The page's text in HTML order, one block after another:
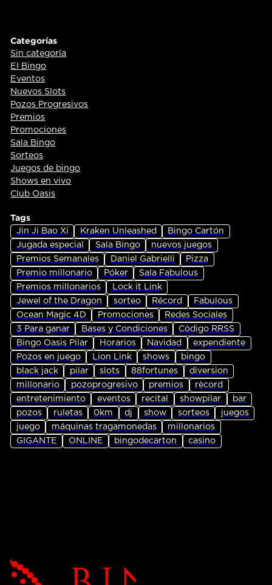
Categorías
Sin categoría
El Bingo
Eventos
Nuevos Slots
Pozos Progresivos
Premios
Promociones
Sala Bingo
Sorteos
Juegos de bingo
Shows en vivo
Club Oasis
Tags
Jin Ji Bao Xi Kraken Unleashed
Bingo Cartón
Jugada especial
Sala Bingo
nuevos juegos
Premios Semanales
Daniel Gabrielli
Pizza
Premio millonario
Póker
Sala Fabulous
Premios millonarios
Lock it Link
Jewel of the Dragon
sorteo Récord
Fabulous
Ocean Magic 4D
Promociones
Redes Sociales
3 Para ganar
Bases y Condiciones
Código RRSS
Bingo Oasis Pilar
Horarios Navidad
expendiente
Pozos en juego
Lion Link shows
bingo
black jack
pilar slots 88fortunes
diversion
millonario
pozoprogresivo premios
rècord
entretenimiento
eventos recital showpilar
bar
pozos
ruletas 0km dj show sorteos
juegos
juego
máquinas tragamonedas
millonarios
GIGANTE
ONLINE bingodecarton casino